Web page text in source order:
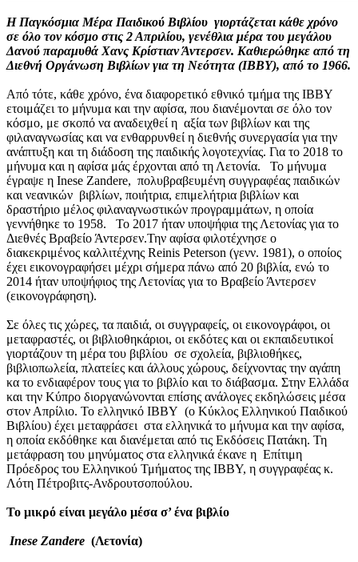
Η Παγκόσμια Μέρα Παιδικού Βιβλίου γιορτάζεται κάθε χρόνο
σε όλο τον κόσμο στις 2 Απριλίου, γενέθλια μέρα του μεγάλου
Δανού παραμυθά Χανς Κρίστιαν Άντερσεν. Καθιερώθηκε από τη
Διεθνή Οργάνωση Βιβλίων για τη Νεότητα (IΒΒΥ), από το 1966.
Από τότε, κάθε χρόνο, ένα διαφορετικό εθνικό τμήμα της ΙΒΒΥ
ετοιμάζει το μήνυμα και την αφίσα, που διανέμονται σε όλο τον
κόσμο, με σκοπό να αναδειχθεί η αξία των βιβλίων και της
φιλαναγνωσίας και να ενθαρρυνθεί η διεθνής συνεργασία για την
ανάπτυξη και τη διάδοση της παιδικής λογοτεχνίας. Για το 2018 το
μήνυμα και η αφίσα μάς έρχονται από τη Λετονία. Το μήνυμα
έγραψε η Inese Zandere, πολυβραβευμένη συγγραφέας παιδικών
και νεανικών βιβλίων, ποιήτρια, επιμελήτρια βιβλίων και
δραστήριο μέλος φιλαναγνωστικών προγραμμάτων, η οποία
γεννήθηκε το 1958. Το 2017 ήταν υποψήφια της Λετονίας για το
Διεθνές Βραβείο Άντερσεν.Την αφίσα φιλοτέχνησε ο
διακεκριμένος καλλιτέχνης Reinis Peterson (γενν. 1981), ο οποίος
έχει εικονογραφήσει μέχρι σήμερα πάνω από 20 βιβλία, ενώ το
2014 ήταν υποψήφιος της Λετονίας για το Βραβείο Άντερσεν
(εικονογράφηση).
Σε όλες τις χώρες, τα παιδιά, οι συγγραφείς, οι εικονογράφοι, οι
μεταφραστές, οι βιβλιοθηκάριοι, οι εκδότες και οι εκπαιδευτικοί
γιορτάζουν τη μέρα του βιβλίου σε σχολεία, βιβλιοθήκες,
βιβλιοπωλεία, πλατείες και άλλους χώρους, δείχνοντας την αγάπη
κα το ενδιαφέρον τους για το βιβλίο και το διάβασμα. Στην Ελλάδα
και την Κύπρο διοργανώνονται επίσης ανάλογες εκδηλώσεις μέσα
στον Απρίλιο. Το ελληνικό ΙΒΒΥ (ο Κύκλος Ελληνικού Παιδικού
Βιβλίου) έχει μεταφράσει στα ελληνικά το μήνυμα και την αφίσα,
η οποία εκδόθηκε και διανέμεται από τις Εκδόσεις Πατάκη. Τη
μετάφραση του μηνύματος στα ελληνικά έκανε η Επίτιμη
Πρόεδρος του Ελληνικού Τμήματος της ΙΒΒΥ, η συγγραφέας κ.
Λότη Πέτροβιτς-Ανδρουτσοπούλου.
Το μικρό είναι μεγάλο μέσα σ’ ένα βιβλίο
Inese Zandere (Λετονία)